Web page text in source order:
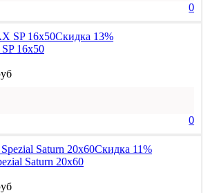
0
Скидка 13%
16x50
0
Скидка 11%
Saturn 20x60